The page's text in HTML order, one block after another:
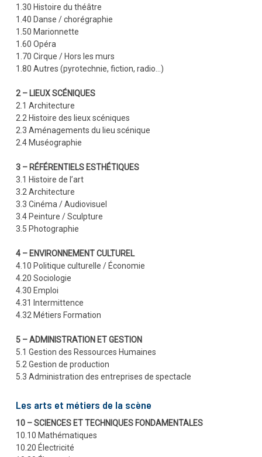
1.30 Histoire du théâtre
1.40 Danse / chorégraphie
1.50 Marionnette
1.60 Opéra
1.70 Cirque / Hors les murs
1.80 Autres (pyrotechnie, fiction, radio…)
2 – LIEUX SCÉNIQUES
2.1 Architecture
2.2 Histoire des lieux scéniques
2.3 Aménagements du lieu scénique
2.4 Muséographie
3 – RÉFÉRENTIELS ESTHÉTIQUES
3.1 Histoire de l’art
3.2 Architecture
3.3 Cinéma / Audiovisuel
3.4 Peinture / Sculpture
3.5 Photographie
4 – ENVIRONNEMENT CULTUREL
4.10 Politique culturelle / Économie
4.20 Sociologie
4.30 Emploi
4.31 Intermittence
4.32 Métiers Formation
5 – ADMINISTRATION ET GESTION
5.1 Gestion des Ressources Humaines
5.2 Gestion de production
5.3 Administration des entreprises de spectacle
Les arts et métiers de la scène
10 – SCIENCES ET TECHNIQUES FONDAMENTALES
10.10 Mathématiques
10.20 Électricité